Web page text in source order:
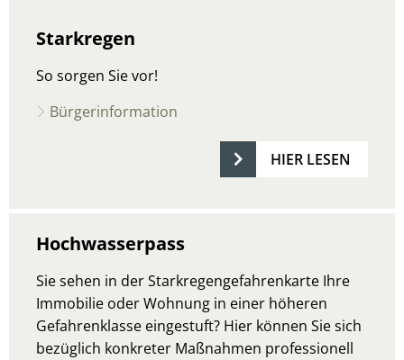
Starkregen
So sorgen Sie vor!
Bürgerinformation
HIER LESEN
Hochwasserpass
Sie sehen in der Starkregengefahrenkarte Ihre
Immobilie oder Wohnung in einer höheren
Gefahrenklasse eingestuft? Hier können Sie sich
bezüglich konkreter Maßnahmen professionell